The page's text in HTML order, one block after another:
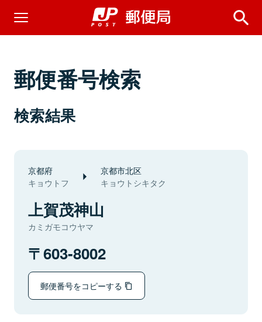
郵便番号検索
検索結果
京都府
キョウトフ
京都市北区
キョウトシキタク
上賀茂神山
カミガモコウヤマ
603-8002
郵便番号をコピーする